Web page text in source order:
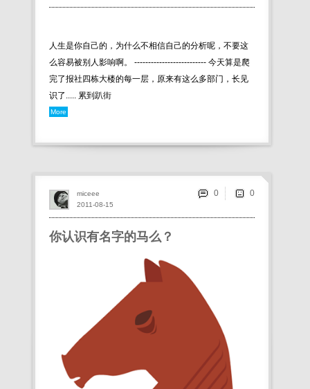
人生是你自己的，为什么不相信自己的分析呢，不要这
么容易被别人影响啊。 -------------------------- 今天算是爬
完了报社四栋大楼的每一层，原来有这么多部门，长见
识了..... 累到趴街
More
你认识有名字的马么？
2011-08-15
miceee 0